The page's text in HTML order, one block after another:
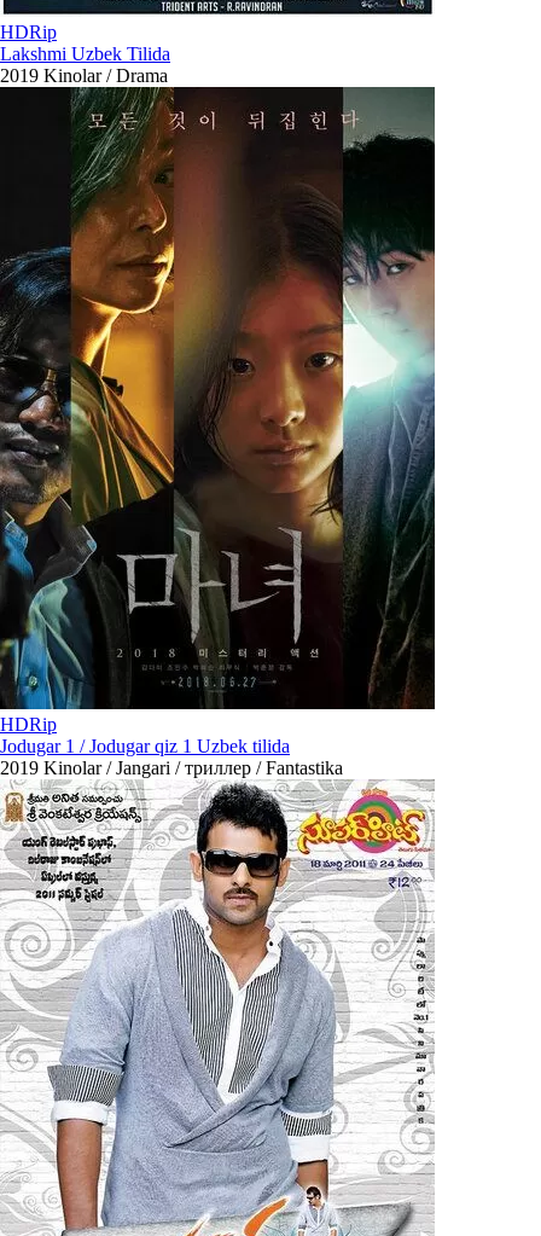
HDRip
Lakshmi Uzbek Tilida
2019 Kinolar / Drama
HDRip
Jodugar 1 / Jodugar qiz 1 Uzbek tilida
2019 Kinolar / Jangari / триллер / Fantastika